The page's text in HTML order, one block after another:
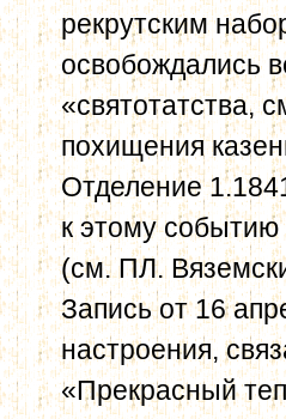
рекрутским
освобождались
«святотатства,
похищения
Отделение
к этому событию
(см. ПЛ.
Запись от 16
настроения,
«Прекрасный